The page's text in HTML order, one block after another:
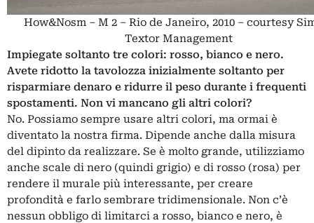
How&Nosm – M 2 – Rio de Janeiro, 2010 – courtesy
Textor Management
Impiegate soltanto tre colori: rosso, bianco e nero.
Avete ridotto la tavolozza inizialmente soltanto per
risparmiare denaro e ridurre il peso durante i frequenti
spostamenti. Non vi mancano gli altri colori?
No. Possiamo sempre usare altri colori, ma ormai è
diventato la nostra firma. Dipende anche dalla misura
del dipinto da realizzare. Se è molto grande, utilizziamo
anche scale di nero (quindi grigio) e di rosso (rosa) per
rendere il murale più interessante, per creare
profondità e farlo sembrare tridimensionale. Non c’è
nessun obbligo di limitarci a rosso, bianco e nero, è